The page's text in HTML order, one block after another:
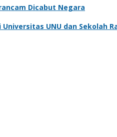
Dicabut Negara
UNU dan Sekolah